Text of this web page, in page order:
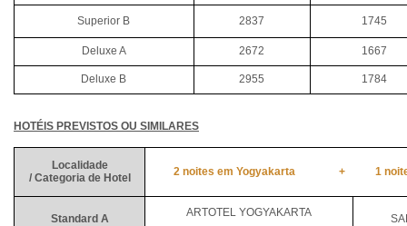
Superior B 2837 1745
Deluxe A 2672 1667
Deluxe B 2955 1784
HOTÉIS PREVISTOS OU SIMILARES
Localidade
/ Categoria de Hotel
2 noites em Yogyakarta + 1 noite
Standard A ARTOTEL YOGYAKARTA